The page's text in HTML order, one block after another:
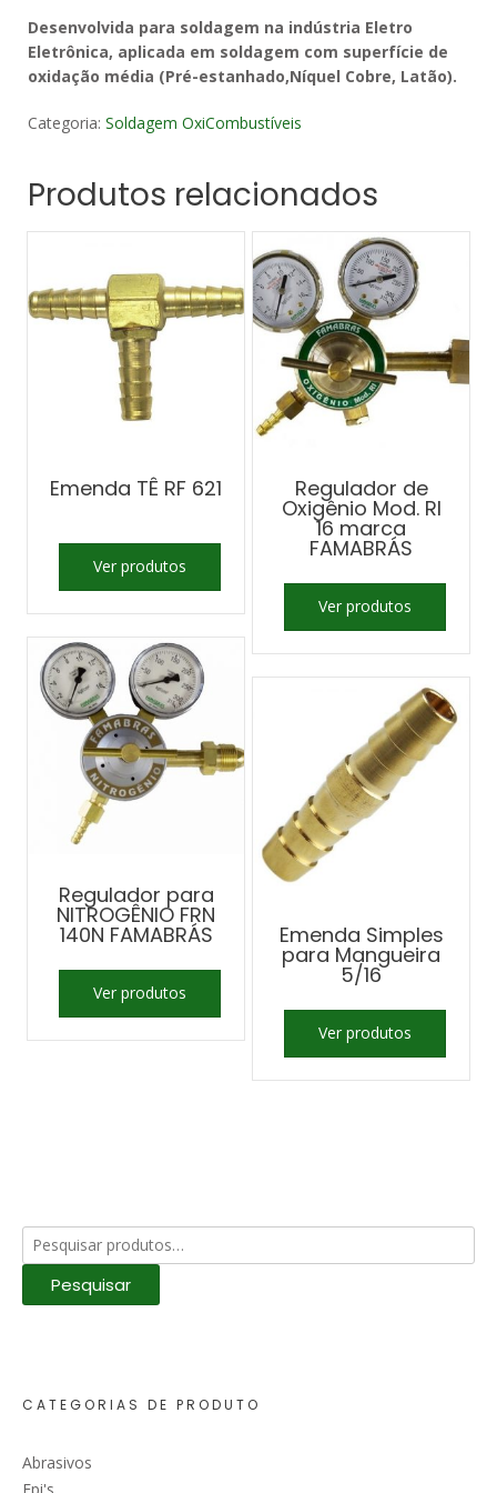
Desenvolvida para soldagem na indústria Eletro
Eletrônica, aplicada em soldagem com superfície de
oxidação média (Pré-estanhado,Níquel Cobre, Latão).
Categoria: Soldagem OxiCombustíveis
Produtos relacionados
Emenda TÊ RF 621
Ver produtos
Regulador de
Oxigênio Mod. RI
16 marca
FAMABRÁS
Ver produtos
Regulador para
NITROGÊNIO FRN
140N FAMABRÁS
Ver produtos
Emenda Simples
para Mangueira
5/16
Ver produtos
Pesquisar
por:
Pesquisar
CATEGORIAS DE PRODUTO
Abrasivos